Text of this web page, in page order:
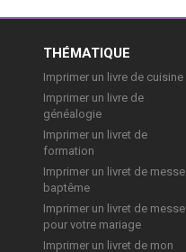
THÉMATIQUE
Imprimer un livre de cuisine
Imprimer un livre de
généalogie
Imprimer un livret de
formation
Imprimer un livret de messe
baptême
Imprimer un livret de messe
pour votre mariage
Imprimer un livret de mon